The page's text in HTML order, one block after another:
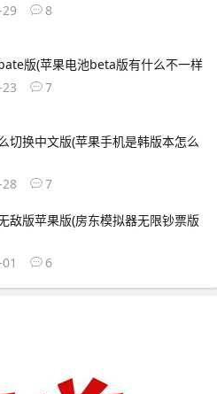
8
版(苹果电池beta版有什么不一样
7
切换中文版(苹果手机是韩版本怎么
7
敌版苹果版(房东模拟器无限钞票版
6